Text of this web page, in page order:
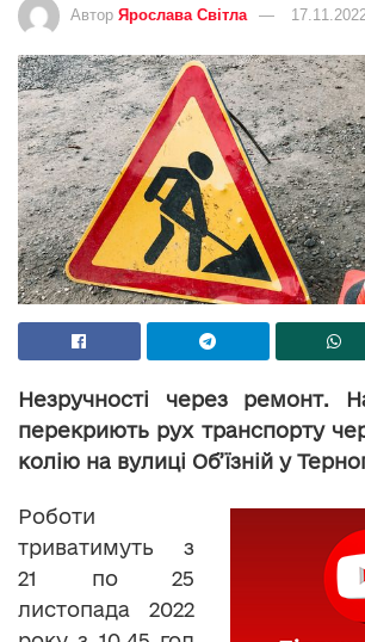
Автор Ярослава Світла
Незручності через ремонт.
перекриють рух транспорту
колію на вулиці Об’їзній у
Роботи
триватимуть з
21 по 25
листопада 2022